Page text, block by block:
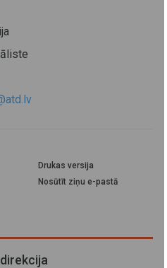
Drukas versija
Nosūtīt ziņu e-pastā